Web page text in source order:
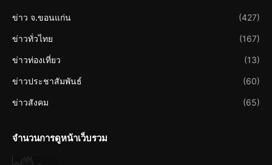
ข่าว จ.ขอนแก่น (427)
ข่าวทั่วไทย (167)
ข่าวท่องเที่ยว (13)
ข่าวประชาสัมพันธ์ (60)
ข่าวสังคม (65)
จำนวนการดูหน้าเว็บรวม